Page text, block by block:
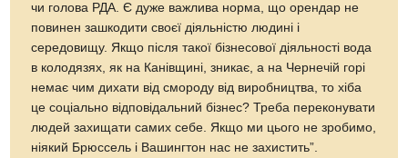
чи голова РДА. Є дуже важлива норма, що орендар не
повинен зашкодити своєї діяльністю людині і
середовищу. Якщо після такої бізнесової діяльності вода
в колодязях, як на Канівщині, зникає, а на Чернечій горі
немає чим дихати від смороду від виробництва, то хіба
це соціально відповідальний бізнес? Треба переконувати
людей захищати самих себе. Якщо ми цього не зробимо,
ніякий Брюссель і Вашингтон нас не захистить”.